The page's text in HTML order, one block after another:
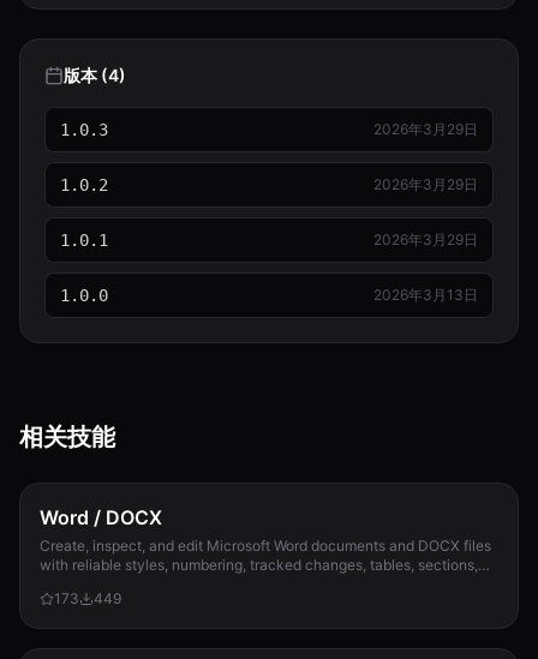
版本 (4)
1.0.3 2026年3月29日
1.0.2 2026年3月29日
1.0.1 2026年3月29日
1.0.0 2026年3月13日
相关技能
Word / DOCX
Create, inspect, and edit Microsoft Word documents and DOCX files
with reliable styles, numbering, tracked changes, tables, sections,
173
449